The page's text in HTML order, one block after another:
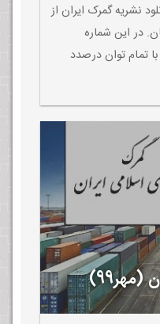
ایران شهریور99. دانلود نشریه گمرک ایران از
در این شماره
تمام توان درصدد